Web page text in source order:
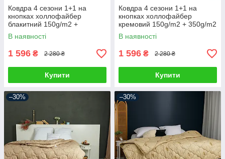
Ковдра 4 сезони 1+1 на
кнопках холлофайбер
блакитний 150g/m2 +
350g/m2
В наявності
1 596 ₴ 2 280 ₴
Купити
Ковдра 4 сезони 1+1 на
кнопках холлофайбер
кремовий 150g/m2 + 350g/m2
В наявності
1 596 ₴ 2 280 ₴
Купити
–30% –30%